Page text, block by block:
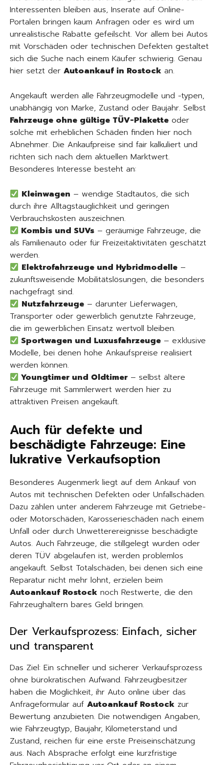
Interessenten bleiben aus, Inserate auf Online-
Portalen bringen kaum Anfragen oder es wird um
unrealistische Rabatte gefeilscht. Vor allem bei Autos
mit Vorschäden oder technischen Defekten gestaltet
sich die Suche nach einem Käufer schwierig. Genau
hier setzt der Autoankauf in Rostock an.
Angekauft werden alle Fahrzeugmodelle und -typen,
unabhängig von Marke, Zustand oder Baujahr. Selbst
Fahrzeuge ohne gültige TÜV-Plakette oder
solche mit erheblichen Schäden finden hier noch
Abnehmer. Die Ankaufpreise sind fair kalkuliert und
richten sich nach dem aktuellen Marktwert.
Besonderes Interesse besteht an:
Kleinwagen – wendige Stadtautos, die sich
durch ihre Alltagstauglichkeit und geringen
Verbrauchskosten auszeichnen.
Kombis und SUVs – geräumige Fahrzeuge, die
als Familienauto oder für Freizeitaktivitäten geschätzt
werden.
Elektrofahrzeuge und Hybridmodelle –
zukunftsweisende Mobilitätslösungen, die besonders
nachgefragt sind.
Nutzfahrzeuge – darunter Lieferwagen,
Transporter oder gewerblich genutzte Fahrzeuge,
die im gewerblichen Einsatz wertvoll bleiben.
Sportwagen und Luxusfahrzeuge – exklusive
Modelle, bei denen hohe Ankaufspreise realisiert
werden können.
Youngtimer und Oldtimer – selbst ältere
Fahrzeuge mit Sammlerwert werden hier zu
attraktiven Preisen angekauft.
Auch für defekte und
beschädigte Fahrzeuge: Eine
lukrative Verkaufsoption
Besonderes Augenmerk liegt auf dem Ankauf von
Autos mit technischen Defekten oder Unfallschäden.
Dazu zählen unter anderem Fahrzeuge mit Getriebe-
oder Motorschäden, Karosserieschäden nach einem
Unfall oder durch Unwetterereignisse beschädigte
Autos. Auch Fahrzeuge, die stillgelegt wurden oder
deren TÜV abgelaufen ist, werden problemlos
angekauft. Selbst Totalschäden, bei denen sich eine
Reparatur nicht mehr lohnt, erzielen beim
Autoankauf Rostock noch Restwerte, die den
Fahrzeughaltern bares Geld bringen.
Der Verkaufsprozess: Einfach, sicher
und transparent
Das Ziel: Ein schneller und sicherer Verkaufsprozess
ohne bürokratischen Aufwand. Fahrzeugbesitzer
haben die Möglichkeit, ihr Auto online über das
Anfrageformular auf Autoankauf Rostock zur
Bewertung anzubieten. Die notwendigen Angaben,
wie Fahrzeugtyp, Baujahr, Kilometerstand und
Zustand, reichen für eine erste Preiseinschätzung
aus. Nach Absprache erfolgt eine kurzfristige